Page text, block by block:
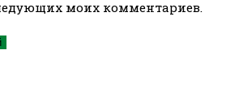
моих комментариев.